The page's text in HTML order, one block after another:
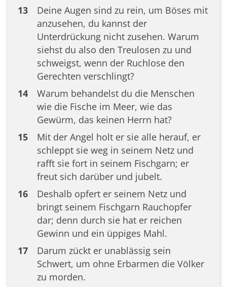
13
Deine Augen sind zu rein, um Böses mit
anzusehen, du kannst der
Unterdrückung nicht zusehen. Warum
siehst du also den Treulosen zu und
schweigst, wenn der Ruchlose den
Gerechten verschlingt?
14
Warum behandelst du die Menschen
wie die Fische im Meer, wie das
Gewürm, das keinen Herrn hat?
15
Mit der Angel holt er sie alle herauf, er
schleppt sie weg in seinem Netz und
rafft sie fort in seinem Fischgarn; er
freut sich darüber und jubelt.
16
Deshalb opfert er seinem Netz und
bringt seinem Fischgarn Rauchopfer
dar; denn durch sie hat er reichen
Gewinn und ein üppiges Mahl.
17
Darum zückt er unablässig sein
Schwert, um ohne Erbarmen die Völker
zu morden.